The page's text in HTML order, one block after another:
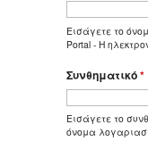
Εισάγετε το
Portal - Η
Συνθηματικό*
Εισάγετε το
όνομα